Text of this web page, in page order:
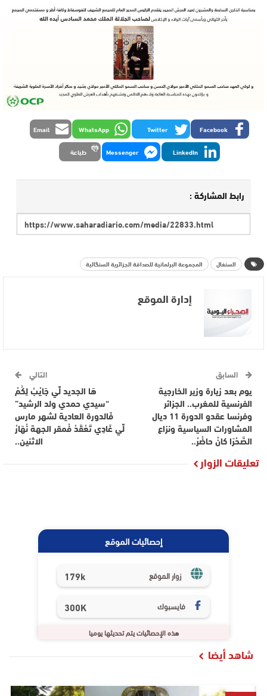
Facebook
Twitter
WhatsApp
Email
LinkedIn
Messenger طباعة
رابط المشاركة :
السنغال المجموعة البرلمانية للصداقة الجزائرية السنگالية
إدارة الموقع
السابق
يوم بعد زيارة وزير الخارجية
الفرنسية للمغرب.. الجزائر
وفرنسا عقدو الدورة 11 ديال
المشاورات السياسية ونزاع
الصَّحْرَا كانْ حاضْرْ..
التالي
هَا الجديد لِّي جَايْبْ لِكُمْ
“سيدي حمدي ولد الرشيد”
فَالدورة العادية لشهر مارس
لِّي غَادِي تَعْقَدْ فْمقر الجهة نْهَارْ
الاثنين..
تعليقات الزوار
إحصائيات الموقع
زوار الموقع 179k
فايسبوك 300K
هذه الإحصائيات يتم تحديثها يوميا
شاهد أيضا